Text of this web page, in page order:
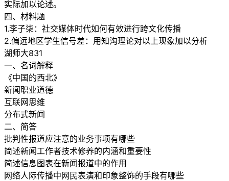
实际加以论述。
四、材料题
1.李子柒：社交媒体时代如何有效进行跨文化传播
2.偏远地区学生信号差：用知沟理论对以上现象加以分析
湖师大831
一、名词解释
《中国的西北》
新闻职业道德
互联网思维
分布式新闻
二、简答
批判性报道应注意的业务事项有哪些
简述新闻工作者技术修养的内涵和重要性
简述信息图表在新闻报道中的作用
网络人际传播中网民表演和印象整饰的手段有哪些